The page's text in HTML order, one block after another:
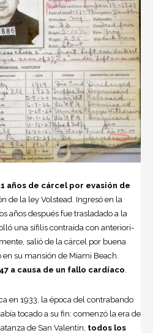
años de cárcel por evasión de
de la ley Volstead. Ingresó en la
años después fue trasladado a la
una sífilis contraída con anteriori­
salió de la cárcel por buena
su mansión de Mia­mi Beach.
a causa de un fallo cardíaco
en 1933, la época del contrabando
tocado a su fin: comenzó la era de
de San Valentín, todos los